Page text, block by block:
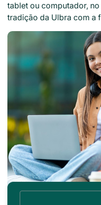
tablet ou computador,
tradição da Ulbra com a